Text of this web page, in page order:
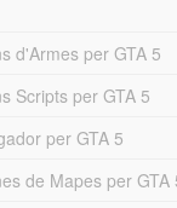
d'Armes per GTA 5
Scripts per GTA 5
per GTA 5
de Mapes per GTA